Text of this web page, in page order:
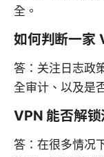
全。
如何判断一家
答：关注日志政
全审计、以及是
VPN 能否解锁
答：在很多情况